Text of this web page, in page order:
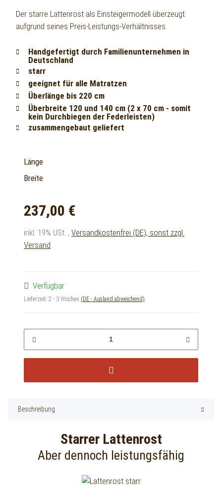
Der starre Lattenrost als Einsteigermodell überzeugt
aufgrund seines Preis-Leistungs-Verhältnisses.
Handgefertigt durch Familienunternehmen in
Deutschland
starr
geeignet für alle Matratzen
Überlänge bis 220 cm
Überbreite 120 und 140 cm (2 x 70 cm - somit
kein Durchbiegen der Federleisten)
zusammengebaut geliefert
Länge
Breite
237,00 €
inkl. 19% USt. , Versandkostenfrei (DE), sonst zzgl.
Versand
Verfügbar
Lieferzeit: 2 - 3 Wochen (DE - Ausland abweichend)
Beschreibung
Starrer Lattenrost
Aber dennoch leistungsfähig